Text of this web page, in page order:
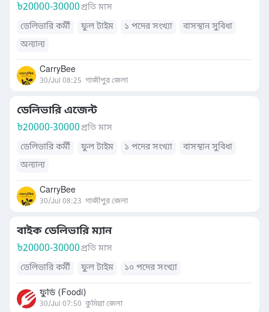
৳20000-30000প্রতি মাস
ডেলিভারি কর্মী
ফুল টাইম ১ পদের সংখ্যা
বাসস্থান সুবিধা
অন্যান্য
CarryBee
30/Jul 08:25 গাজীপুর জেলা
ডেলিভারি এজেন্ট
৳20000-30000প্রতি মাস
ডেলিভারি কর্মী
ফুল টাইম ১ পদের সংখ্যা
বাসস্থান সুবিধা
অন্যান্য
CarryBee
30/Jul 08:23 গাজীপুর জেলা
বাইক ডেলিভারি ম্যান
৳20000-30000প্রতি মাস
ডেলিভারি কর্মী
ফুল টাইম ১০ পদের সংখ্যা
ফুডি (Foodi)
30/Jul 07:50 কুমিল্লা জেলা